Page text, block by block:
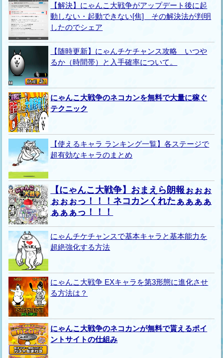
【解決】にゃんこ大戦争がアップデート後に起
動しない・起動できない[焦] その解決法が判明
したのでシェア
【随時更新】にゃんチケチャンス攻略 いつや
るか（時間帯）と入手確率について。
にゃんこ大戦争のネコカンを無料で大量に稼ぐ
テクニック
【使えるキャラ ランキング一覧】各ステージで
超有効なキャラのまとめ
【にゃんこ大戦争】おまえら朗報ぉぉぉ
ぉぉぉっ！！！ネコカンくれたぁぁぁぁ
ぁぁぁっ！！！
にゃんチケチャンスで基本キャラと基本能力を
超絶強化する方法
にゃんこ大戦争 EXキャラを第3形態に進化させ
る方法は？
にゃんこ大戦争のネコカンが無料で貰えるポイ
ントサイトの仕組み